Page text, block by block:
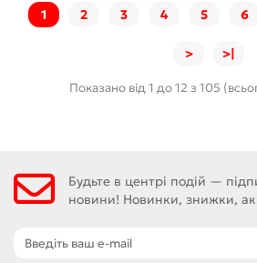
1 2 3 4 5 6
> >|
Показано від 1 до 12 з 105
Будьте в центрі подій —
новини! Новинки, знижки,